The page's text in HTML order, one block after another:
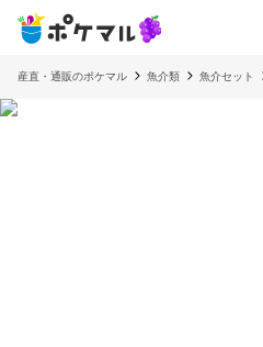
産直・通販のポケマル 魚介類 魚介セット